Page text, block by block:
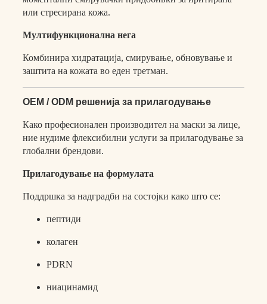
или стресирана кожа.
Мултифункционална нега
Комбинира хидратација, смирување, обновување и
заштита на кожата во еден третман.
OEM / ODM решенија за прилагодување
Како професионален производител на маски за лице,
ние нудиме флексибилни услуги за прилагодување за
глобални брендови.
Прилагодување на формулата
Поддршка за надградби на состојки како што се:
пептиди
колаген
PDRN
ниацинамид